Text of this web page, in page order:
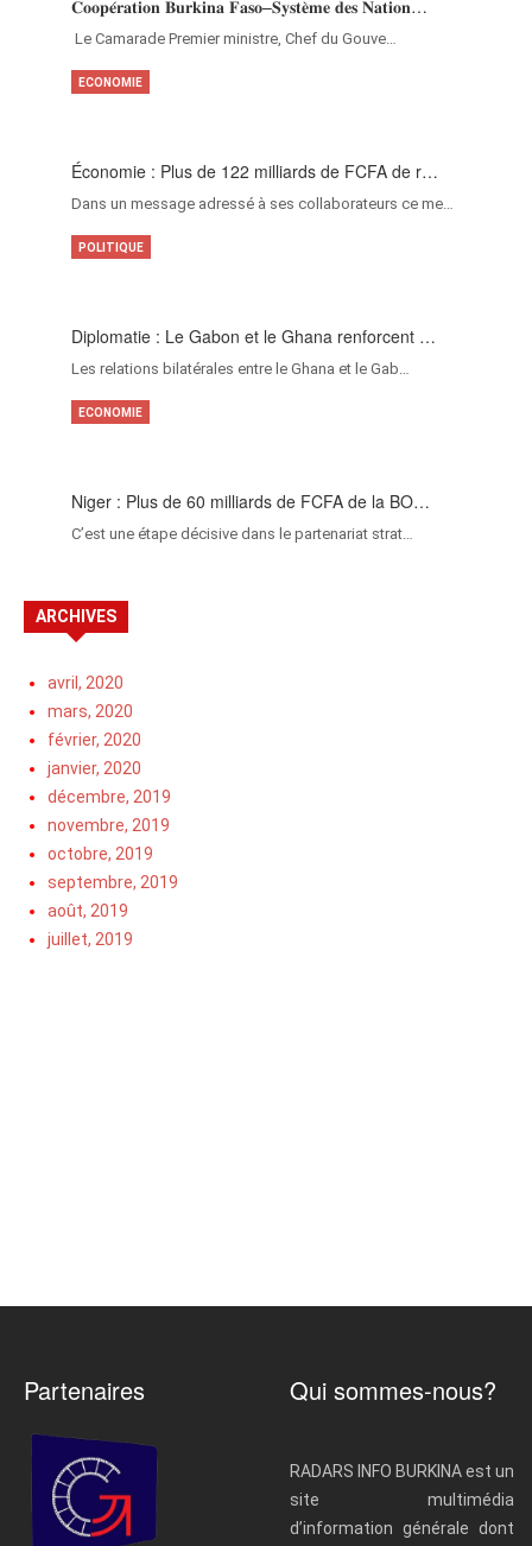
𝐂𝐨𝐨𝐩𝐞́𝐫𝐚𝐭𝐢𝐨𝐧 𝐁𝐮𝐫𝐤𝐢𝐧𝐚 𝐅𝐚𝐬𝐨–𝐒𝐲𝐬𝐭𝐞̀𝐦𝐞 𝐝𝐞𝐬 𝐍𝐚𝐭𝐢𝐨𝐧…
‎Le Camarade Premier ministre, Chef du Gouve…
Économie : Plus de 122 milliards de FCFA de r…
Dans un message adressé à ses collaborateurs ce me…
ECONOMIE
Diplomatie : Le Gabon et le Ghana renforcent …
Les relations bilatérales entre le Ghana et le Gab…
POLITIQUE
Niger : Plus de 60 milliards de FCFA de la BO…
C’est une étape décisive dans le partenariat strat…
ECONOMIE
ARCHIVES
avril, 2020
mars, 2020
février, 2020
janvier, 2020
décembre, 2019
novembre, 2019
octobre, 2019
septembre, 2019
août, 2019
juillet, 2019
Partenaires Qui sommes-nous?
RADARS INFO BURKINA est un
site multimédia
d’information générale dont